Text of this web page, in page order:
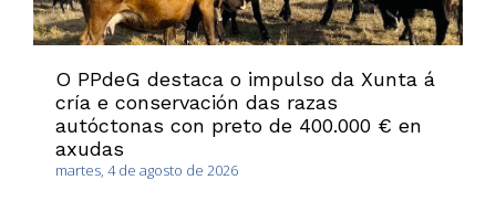
O PPdeG destaca o impulso da Xunta á
cría e conservación das razas
autóctonas con preto de 400.000 € en
axudas
martes, 4 de agosto de 2026